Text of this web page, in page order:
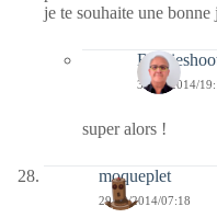
je te souhaite une bonne
30/12/2014/
super alors !
moqueplet
29/12/2014/07:18